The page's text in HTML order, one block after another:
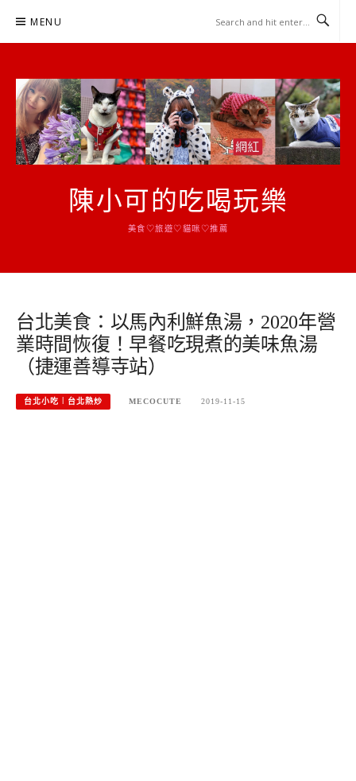
MENU
陳小可的吃喝玩樂
美食♡旅遊♡貓咪♡推薦
台北美食：以馬內利鮮魚湯，2020年營
業時間恢復！早餐吃現煮的美味魚湯
（捷運善導寺站）
台北小吃︱台北熱炒 MECOCUTE 2019-11-15